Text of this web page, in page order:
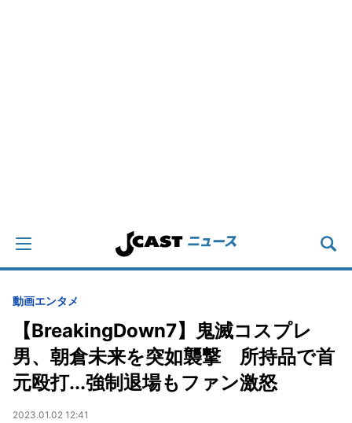
動画エンタメ
【BreakingDown7】鬼滅コスプレ
男、朝倉未来を突如襲撃 所持品で首
元殴打...強制退場もファン激怒
2023.01.02 12:41